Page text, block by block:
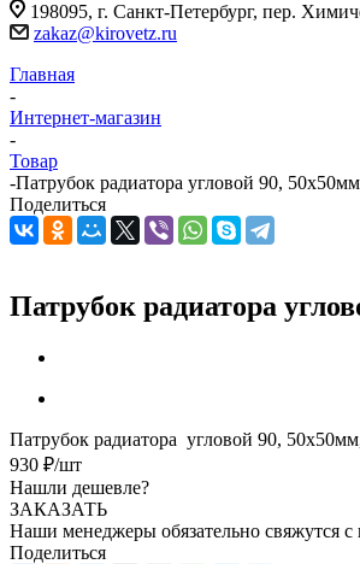
198095, г. Санкт-Петербург, пер.
zakaz@kirovetz.ru
Главная
-
Интернет-магазин
-
Товар
-Патрубок радиатора угловой 90,
Поделиться
Патрубок радиатора
Патрубок радиатора угловой 90,
930 ₽/шт
Нашли дешевле?
ЗАКАЗАТЬ
Наши менеджеры обязательно свяжутся с
Поделиться